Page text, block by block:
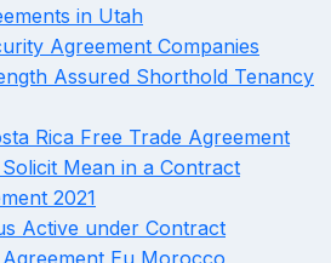
in Utah
Agreement Companies
Assured Shorthold Tenancy
Rica Free Trade Agreement
Mean in a Contract
2021
Active under Contract